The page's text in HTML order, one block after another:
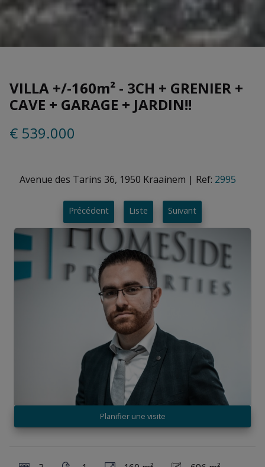
VILLA +/-160m² - 3CH + GRENIER +
CAVE + GARAGE + JARDIN!!
€ 539.000
Avenue des Tarins 36, 1950 Kraainem | Ref: 2995
Précédent Liste Suivant
Planifier une visite